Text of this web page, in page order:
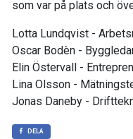
som var på plats och
Lotta Lundqvist -
Oscar Bodèn -
Elin Östervall -
Lina Olsson -
Jonas Daneby -
DELA